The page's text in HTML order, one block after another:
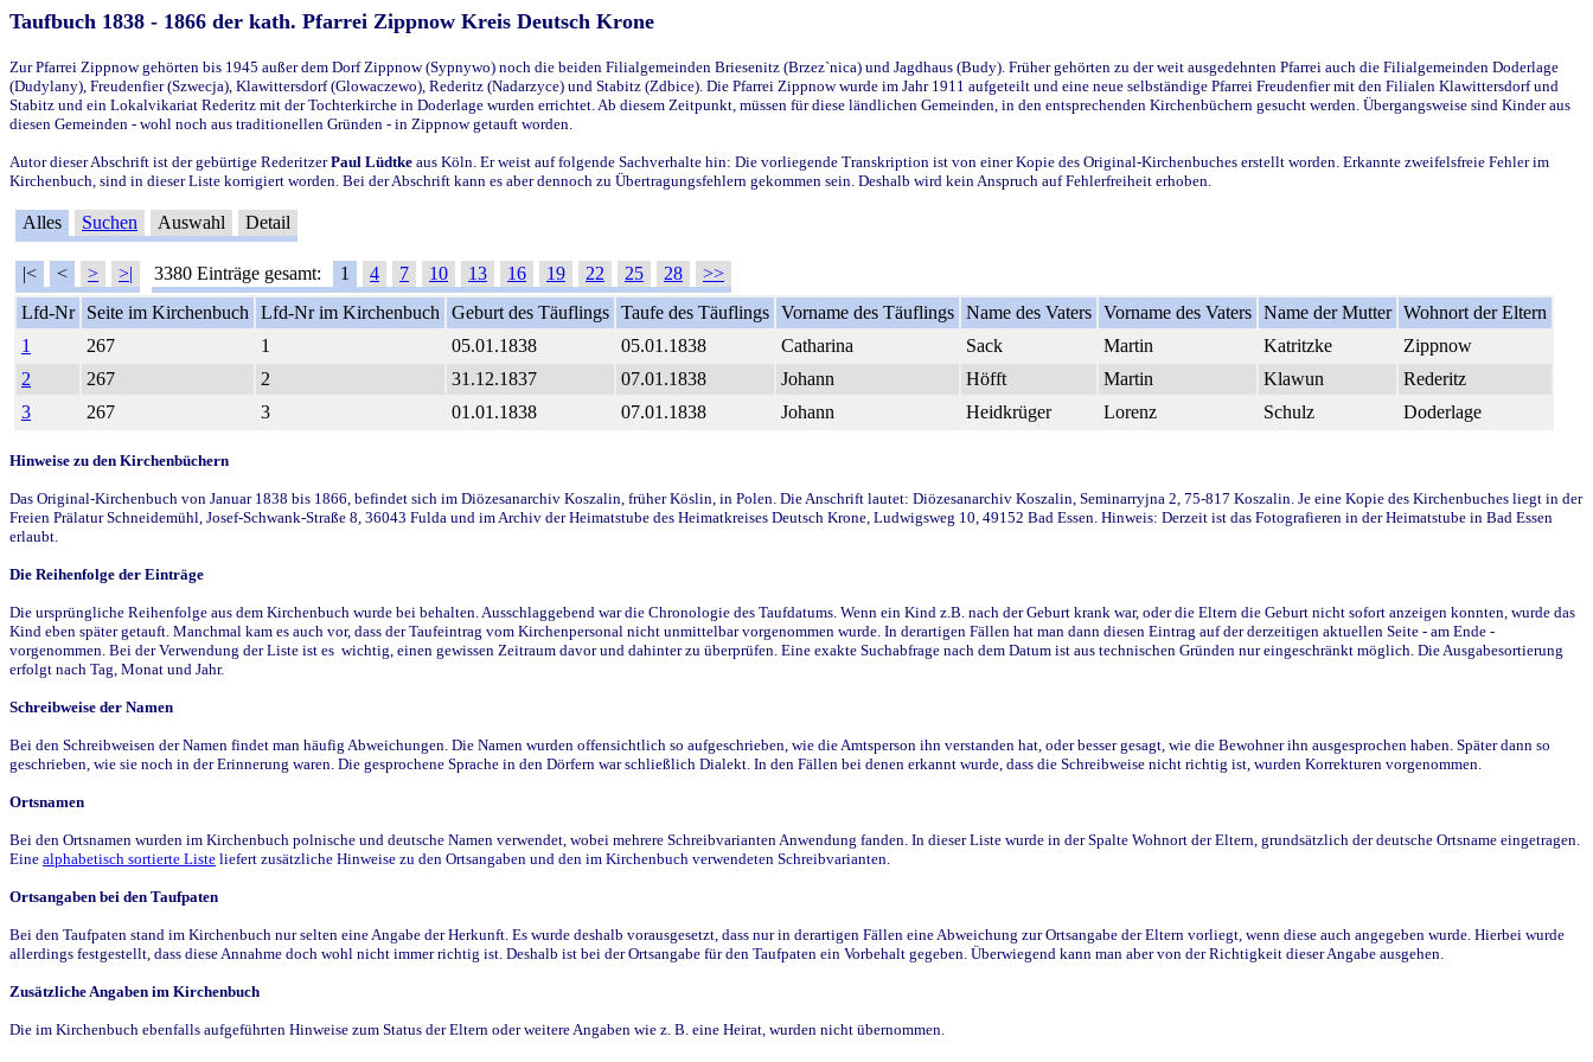
Taufbuch 1838 - 1866 der kath. Pfarrei Zippnow Kreis Deutsch Krone
Zur Pfarrei Zippnow gehörten bis 1945 außer dem Dorf Zippnow (Sypnywo) noch die beiden Filialgemeinden Briesenitz (Brzez`nica) und Jagdhaus (Budy). Früher gehörten zu der weit ausgedehnten Pfarrei auch die Filialgemeinden Doderlage
(Dudylany), Freudenfier (Szwecja), Klawittersdorf (Glowaczewo), Rederitz (Nadarzyce) und Stabitz (Zdbice). Die Pfarrei Zippnow wurde im Jahr 1911 aufgeteilt und eine neue selbständige Pfarrei Freudenfier mit den Filialen Klawittersdorf und
Stabitz und ein Lokalvikariat Rederitz mit der Tochterkirche in Doderlage wurden errichtet. Ab diesem Zeitpunkt, müssen für diese ländlichen Gemeinden, in den entsprechenden Kirchenbüchern gesucht werden. Übergangsweise sind Kinder aus
diesen Gemeinden - wohl noch aus traditionellen Gründen - in Zippnow getauft worden.
Autor dieser Abschrift ist der gebürtige RederitzerPaul Lüdtke aus Köln. Er weist auf folgende Sachverhalte hin: Die vorliegende Transkription ist von einer Kopie des Original-Kirchenbuches erstellt worden. Erkannte zweifelsfreie Fehler im
Kirchenbuch, sind in dieser Liste korrigiert worden. Bei der Abschrift kann es aber dennoch zu Übertragungsfehlern gekommen sein. Deshalb wird kein Anspruch auf Fehlerfreiheit erhoben.
Alles Suchen Auswahl Detail
|< < > >| 3380 Einträge gesamt: 1 4 7 10 13 16 19 22 25 28
>>
Lfd-Nr
Seite im Kirchenbuch Lfd-Nr im Kirchenbuch Geburt des Täuflings Taufe des Täuflings Vorname des Täuflings Name des Vaters Vorname des Vaters Name der Mutter Wohnort der Eltern
1
267 1 05.01.1838 05.01.1838 Catharina Sack Martin Katritzke
Zippnow
2
267 2 31.12.1837 07.01.1838 Johann Höfft Martin Klawun
Rederitz
3
267 3 01.01.1838 07.01.1838 Johann Heidkrüger Lorenz Schulz Doderlage
Hinweise zu den Kirchenbüchern
Das Original-Kirchenbuch von Januar 1838 bis 1866, befindet sich im Diözesanarchiv Koszalin, früher Köslin, in Polen. Die Anschrift lautet: Diözesanarchiv Koszalin, Seminarryjna 2, 75-817 Koszalin. Je eine Kopie des Kirchenbuches liegt in der
Freien Prälatur Schneidemühl, Josef-Schwank-Straße 8, 36043 Fulda und im Archiv der Heimatstube des Heimatkreises Deutsch Krone, Ludwigsweg 10, 49152 Bad Essen. Hinweis: Derzeit ist das Fotografieren in der Heimatstube in Bad Essen
erlaubt.
Die Reihenfolge der Einträge
Die ursprüngliche Reihenfolge aus dem Kirchenbuch wurde bei behalten. Ausschlaggebend war die Chronologie des Taufdatums. Wenn ein Kind z.B. nach der Geburt krank war, oder die Eltern die Geburt nicht sofort anzeigen konnten, wurde das
Kind eben später getauft. Manchmal kam es auch vor, dass der Taufeintrag vom Kirchenpersonal nicht unmittelbar vorgenommen wurde. In derartigen Fällen hat man dann diesen Eintrag auf der derzeitigen aktuellen Seite - am Ende -
vorgenommen. Bei der Verwendung der Liste ist es wichtig, einen gewissen Zeitraum davor und dahinter zu überprüfen. Eine exakte Suchabfrage nach dem Datum ist aus technischen Gründen nur eingeschränkt möglich. Die Ausgabesortierung
erfolgt nach Tag, Monat und Jahr.
Schreibweise der Namen
Bei den Schreibweisen der Namen findet man häufig Abweichungen. Die Namen wurden offensichtlich so aufgeschrieben, wie die Amtsperson ihn verstanden hat, oder besser gesagt, wie die Bewohner ihn ausgesprochen haben. Später dann so
geschrieben, wie sie noch in der Erinnerung waren. Die gesprochene Sprache in den Dörfern war schließlich Dialekt. In den Fällen bei denen erkannt wurde, dass die Schreibweise nicht richtig ist, wurden Korrekturen vorgenommen.
Ortsnamen
Bei den Ortsnamen wurden im Kirchenbuch polnische und deutsche Namen verwendet, wobei mehrere Schreibvarianten Anwendung fanden. In dieser Liste wurde in der Spalte Wohnort der Eltern, grundsätzlich der deutsche Ortsname eingetragen.
Eine alphabetisch sortierte Liste liefert zusätzliche Hinweise zu den Ortsangaben und den im Kirchenbuch verwendeten Schreibvarianten.
Ortsangaben bei den Taufpaten
Bei den Taufpaten stand im Kirchenbuch nur selten eine Angabe der Herkunft. Es wurde deshalb vorausgesetzt, dass nur in derartigen Fällen eine Abweichung zur Ortsangabe der Eltern vorliegt, wenn diese auch angegeben wurde. Hierbei wurde
allerdings festgestellt, dass diese Annahme doch wohl nicht immer richtig ist. Deshalb ist bei der Ortsangabe für den Taufpaten ein Vorbehalt gegeben. Überwiegend kann man aber von der Richtigkeit dieser Angabe ausgehen.
Zusätzliche Angaben im Kirchenbuch
Die im Kirchenbuch ebenfalls aufgeführten Hinweise zum Status der Eltern oder weitere Angaben wie z. B. eine Heirat, wurden nicht übernommen.